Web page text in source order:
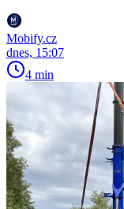
Mobify.cz
dnes, 15:07
4 min